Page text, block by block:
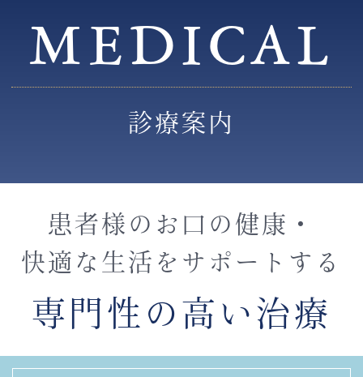
MEDICAL
診療案内
患者様のお口の健康・
快適な生活をサポートする
専門性の高い治療